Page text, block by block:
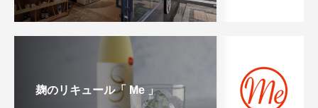
麹のリキュール「 Me 」